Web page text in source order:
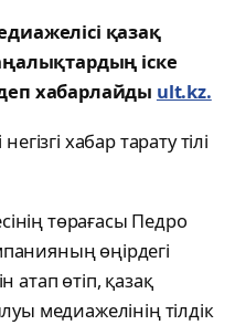
қазақ
іске
хабарлайды ult.kz.
хабар тарату тілі
төрағасы Педро
өңірдегі
атап өтіп, қазақ
медиажелінің тілдік